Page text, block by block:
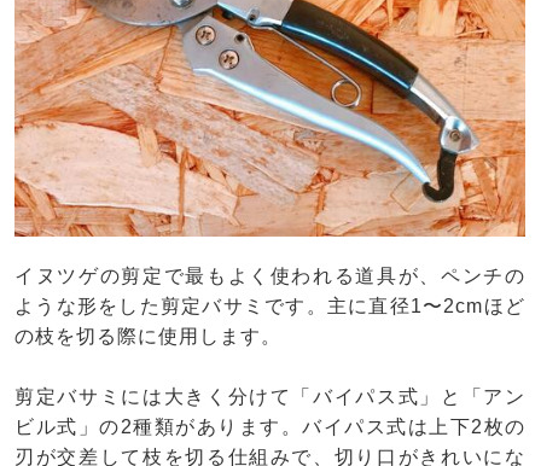
イヌツゲの剪定で最もよく使われる道具が、ペンチの
ような形をした剪定バサミです。主に直径1〜2cmほど
の枝を切る際に使用します。
剪定バサミには大きく分けて「バイパス式」と「アン
ビル式」の2種類があります。バイパス式は上下2枚の
刃が交差して枝を切る仕組みで、切り口がきれいにな